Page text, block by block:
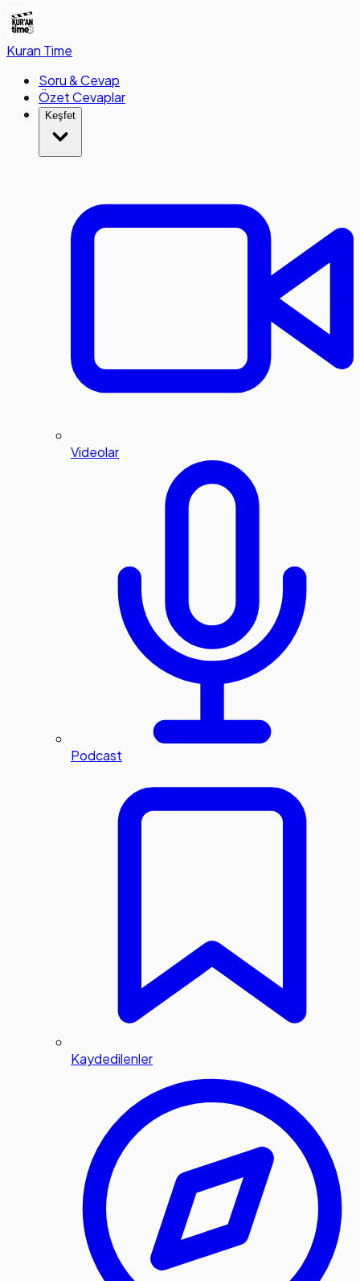
Kuran Time
Soru & Cevap
Özet Cevaplar
Keşfet
Videolar
Podcast
Kaydedilenler